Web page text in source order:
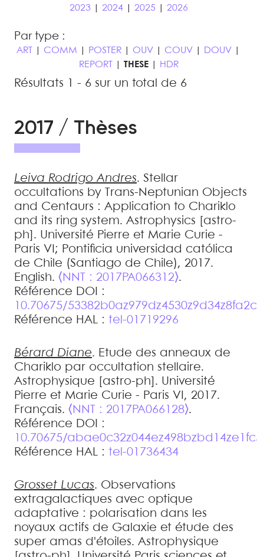
2023| 2024| 2025| 2026
Par type :
ART COMM POSTER OUV COUV DOUV
REPORT
THESE| HDR
Résultats 1 - 6 sur un total de 6
2017 / Thèses
Leiva Rodrigo Andres. Stellar
occultations by Trans-Neptunian Objects
and Centaurs : Application to Chariklo
and its ring system. Astrophysics [astro-
ph]. Université Pierre et Marie Curie -
Paris VI; Pontificia universidad católica
de Chile (Santiago de Chile), 2017.
English. ⟨NNT : 2017PA066312⟩.
Référence DOI :
10.70675/
Référence HAL : tel-01719296
Bérard Diane. Etude des anneaux de
Chariklo par occultation stellaire.
Astrophysique [astro-ph]. Université
Pierre et Marie Curie - Paris VI, 2017.
Français. ⟨NNT : 2017PA066128⟩.
Référence DOI :
10.70675/
Référence HAL : tel-01736434
Grosset Lucas. Observations
extragalactiques avec optique
adaptative : polarisation dans les
noyaux actifs de Galaxie et étude des
super amas d'étoiles. Astrophysique